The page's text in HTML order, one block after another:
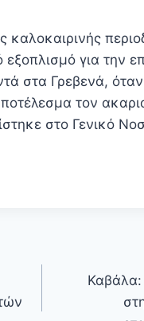
καλοκαιρινής
εξοπλισμό για την
στα Γρεβενά,
τον
στο Γενικό
Καβάλα: